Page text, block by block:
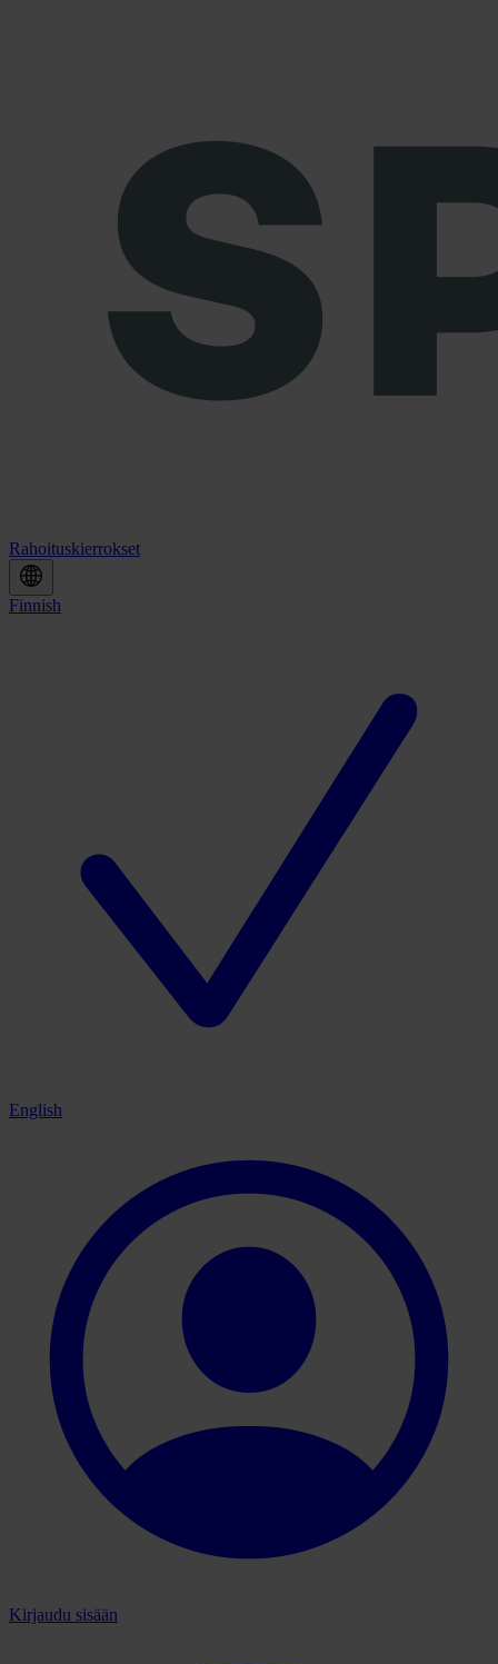
Rahoituskierrokset
Finnish
English
Kirjaudu sisään